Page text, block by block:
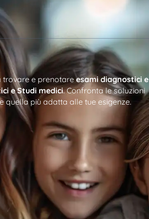
trovare e prenotareesami diagnostici e
e Studi medici. Confronta le soluzioni
quella più adatta alle tue esigenze.